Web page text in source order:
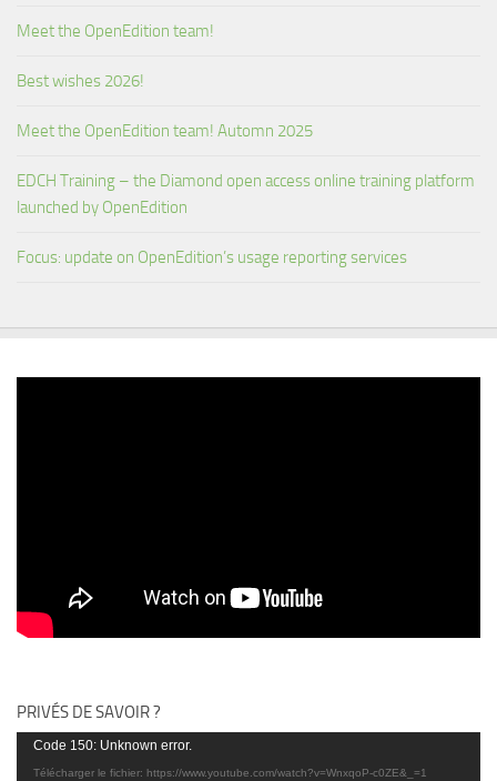
Meet the OpenEdition team!
Best wishes 2026!
Meet the OpenEdition team! Automn 2025
EDCH Training – the Diamond open access online training platform
launched by OpenEdition
Focus: update on OpenEdition’s usage reporting services
PRIVÉS DE SAVOIR ?
Lecteur
vidéo
Code 150: Unknown error.
Télécharger le fichier: https://www.youtube.com/watch?v=WnxqoP-c0ZE&_=1